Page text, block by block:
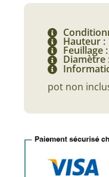
Hauteur :
Feuillage :
Diamètre
pot non